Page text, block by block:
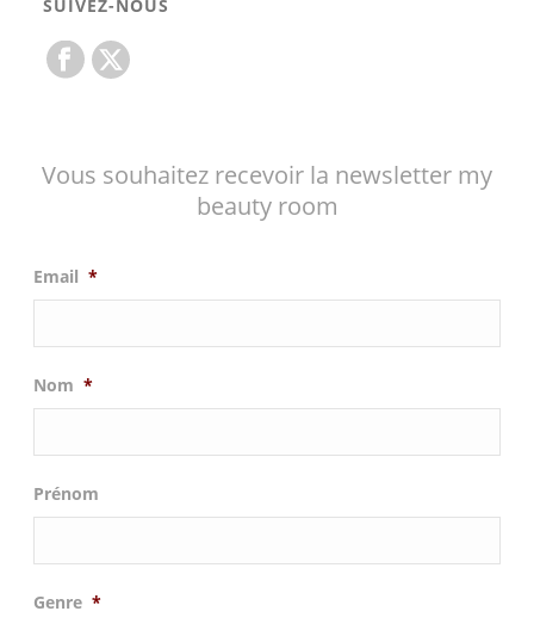
SUIVEZ-NOUS
Vous souhaitez recevoir la newsletter my
beauty room
Email *
Nom *
Prénom
Genre *